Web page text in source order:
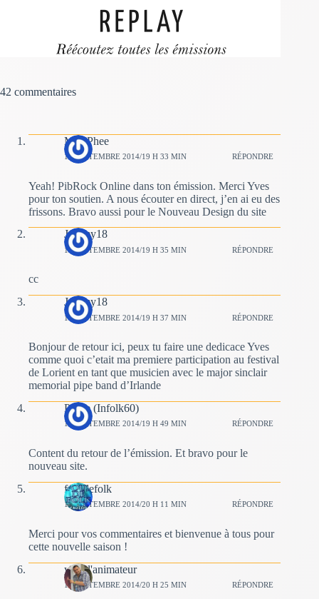
42 commentaires
Mac Phee
14 SEPTEMBRE 2014/19 H 33 MIN RÉPONDRE
Yeah! PibRock Online dans ton émission. Merci Yves
pour ton soutien. A nous écouter en direct, j’en ai eu des
frissons. Bravo aussi pour le Nouveau Design du site
Jeremy18
14 SEPTEMBRE 2014/19 H 35 MIN RÉPONDRE
cc
Jeremy18
14 SEPTEMBRE 2014/19 H 37 MIN RÉPONDRE
Bonjour de retour ici, peux tu faire une dedicace Yves
comme quoi c’etait ma premiere participation au festival
de Lorient en tant que musicien avec le major sinclair
memorial pipe band d’Irlande
Pierre (Infolk60)
14 SEPTEMBRE 2014/19 H 49 MIN RÉPONDRE
Content du retour de l’émission. Et bravo pour le
nouveau site.
fousdefolk
14 SEPTEMBRE 2014/20 H 11 MIN RÉPONDRE
Merci pour vos commentaires et bienvenue à tous pour
cette nouvelle saison !
yves l'animateur
14 SEPTEMBRE 2014/20 H 25 MIN RÉPONDRE